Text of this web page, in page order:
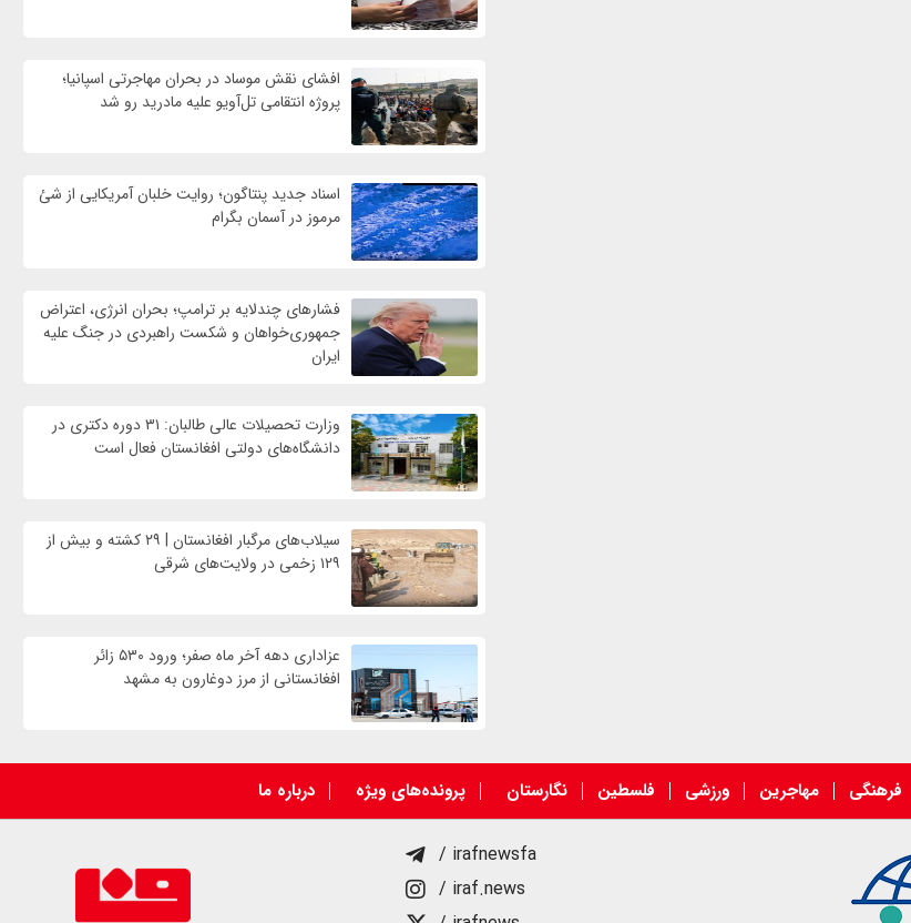
افشای نقش موساد در بحران مهاجرتی اسپانیا؛
پروژه انتقامی تل‌آویو علیه مادرید رو شد
اسناد جدید پنتاگون؛ روایت خلبان آمریکایی از شئ
مرموز در آسمان بگرام
فشارهای چندلایه بر ترامپ؛ بحران انرژی، اعتراض
جمهوری‌خواهان و شکست راهبردی در جنگ علیه
ایران
وزارت تحصیلات عالی طالبان: ۳۱ دوره دکتری در
دانشگاه‌های دولتی افغانستان فعال است
سیلاب‌های مرگبار افغانستان | ۲۹ کشته و بیش از
۱۲۹ زخمی در ولایت‌های شرقی
عزاداری دهه آخر ماه صفر؛ ورود ۵۳۰ زائر
افغانستانی از مرز دوغارون به مشهد
فرهنگی مهاجرین ورزشی فلسطین نگارستان پرونده‌های ویژه درباره ما
/ irafnewsfa
/ iraf.news